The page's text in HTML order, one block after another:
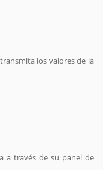
los valores de la
a través de su panel de